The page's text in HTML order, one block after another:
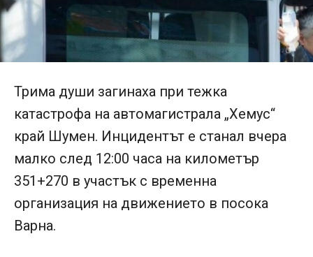
Трима души загинаха при тежка
катастрофа на автомагистрала „Хемус“
край Шумен. Инцидентът е станал вчера
малко след 12:00 часа на километър
351+270 в участък с временна
организация на движението в посока
Варна.